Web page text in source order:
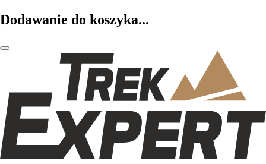
Dodawanie do koszyka...